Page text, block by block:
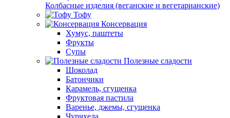
Колбасные изделия (веганские и вегетарианские)
Тофу
Консервация
Хумус, паштеты
Фрукты
Супы
Полезные сладости
Шоколад
Батончики
Карамель, сгущенка
Фруктовая пастила
Варенье, джемы, сгущенка
Чурчхела